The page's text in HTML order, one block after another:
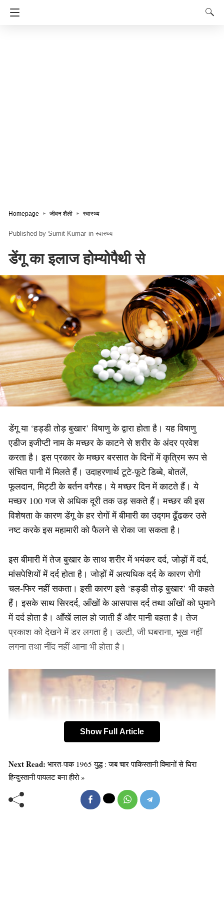
Homepage जीवन शैली स्वास्थ्य
Sumit Kumar in स्वास्थ्य
डेंगू का इलाज होम्योपैथी से
डेंगू या ‘हड्डी तोड़ बुखार’ विषाणु के द्वारा होता है। यह विषाणु
एडीज इजीप्टी नाम के मच्छर के काटने से शरीर के अंदर प्रवेश
करता है। इस प्रकार के मच्छर बरसात के दिनों में कृत्रिम रूप से
संचित पानी में मिलते हैं। उदाहरणार्थ टूटे-फूटे डिब्बे, बोतलें,
फूलदान, मिट्टी के बर्तन वगैरह। ये मच्छर दिन में काटते हैं। ये
मच्छर 100 गज से अधिक दूरी तक उड़ सकते हैं। मच्छर की इस
विशेषता के कारण डेंगू के हर रोगों में बीमारी का उद्गम ढूँढकर उसे
नष्ट करके इस महामारी को फैलने से रोका जा सकता है।
इस बीमारी में तेज बुखार के साथ शरीर में भयंकर दर्द, जोड़ों में दर्द,
मांसपेशियों में दर्द होता है। जोड़ों में अत्यधिक दर्द के कारण रोगी
चल-फिर नहीं सकता। इसी कारण इसे ‘हड्डी तोड़ बुखार’ भी कहते
हैं। इसके साथ सिरदर्द, आँखों के आसपास दर्द तथा आँखों को घुमाने
में दर्द होता है। आँखें लाल हो जाती हैं और पानी बहता है। तेज
प्रकाश को देखने में डर लगता है। उल्टी, जी घबराना, भूख नहीं
लगना तथा नींद नहीं आना भी होता है।
Show Full Article
Next Read: भारत-पाक 1965 युद्ध : जब चार पाकिस्तानी विमानों से घिरा
हिन्दुस्तानी पायलट बना हीरो »